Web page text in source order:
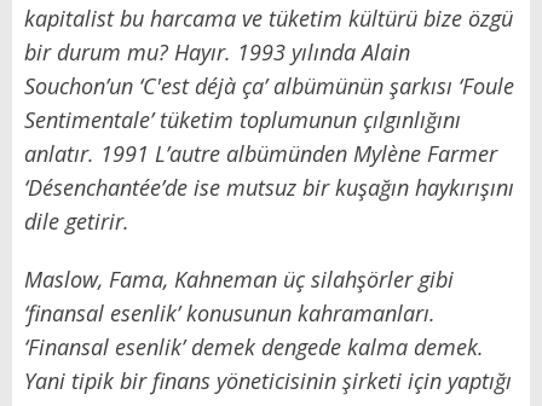
kapitalist bu harcama ve tüketim kültürü bize özgü
bir durum mu? Hayır. 1993 yılında Alain
Souchon’un ‘C'est déjà ça’ albümünün şarkısı ‘Foule
Sentimentale’ tüketim toplumunun çılgınlığını
anlatır. 1991 L’autre albümünden Mylène Farmer
‘Désenchantée’de ise mutsuz bir kuşağın haykırışını
dile getirir.
Maslow, Fama, Kahneman üç silahşörler gibi
‘finansal esenlik’ konusunun kahramanları.
‘Finansal esenlik’ demek dengede kalma demek.
Yani tipik bir finans yöneticisinin şirketi için yaptığı